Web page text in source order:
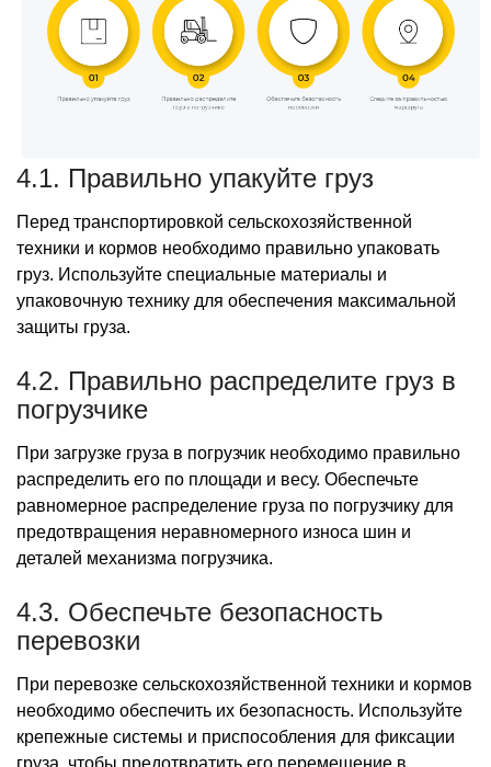
4.1. Правильно упакуйте груз
Перед транспортировкой сельскохозяйственной
техники и кормов необходимо правильно упаковать
груз. Используйте специальные материалы и
упаковочную технику для обеспечения максимальной
защиты груза.
4.2. Правильно распределите груз в
погрузчике
При загрузке груза в погрузчик необходимо правильно
распределить его по площади и весу. Обеспечьте
равномерное распределение груза по погрузчику для
предотвращения неравномерного износа шин и
деталей механизма погрузчика.
4.3. Обеспечьте безопасность
перевозки
При перевозке сельскохозяйственной техники и кормов
необходимо обеспечить их безопасность. Используйте
крепежные системы и приспособления для фиксации
груза, чтобы предотвратить его перемещение в